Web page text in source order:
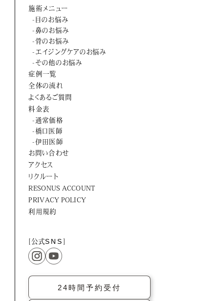
お問い合わせ
アクセス
採用情報
施術メニュー
-目のお悩み
-鼻のお悩み
-骨のお悩み
-エイジングケアのお悩み
-その他のお悩み
症例一覧
全体の流れ
よくあるご質問
料金表
-通常価格
-橋口医師
-伊田医師
お問い合わせ
アクセス
リクルート
RESONUS ACCOUNT
PRIVACY POLICY
利用規約
[公式SNS
24時間予約受付